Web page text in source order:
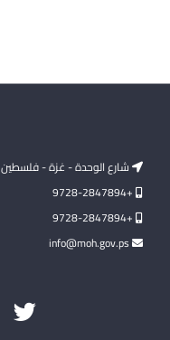
شارع الوحدة - غزة - فلسطين
+9728-2847894
+9728-2847894